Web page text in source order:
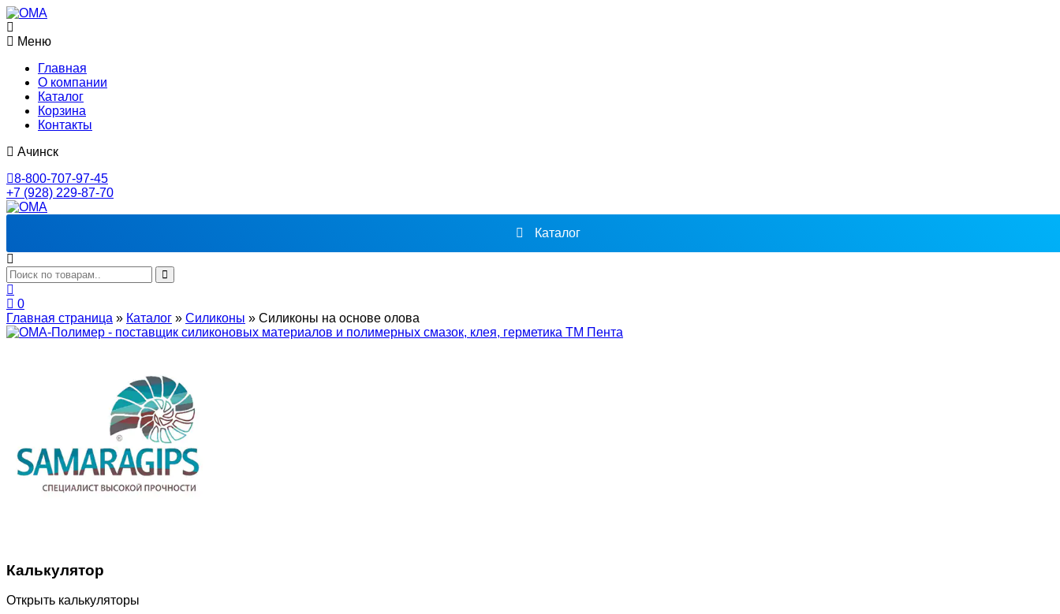
Меню
Главная
О компании
Каталог
Корзина
Контакты
Ачинск
8-800-707-97-45
+7 (928) 229-87-70
Каталог
0
Главная страница » Каталог » Силиконы » Cиликоны на основе олова
Калькулятор
Открыть калькуляторы